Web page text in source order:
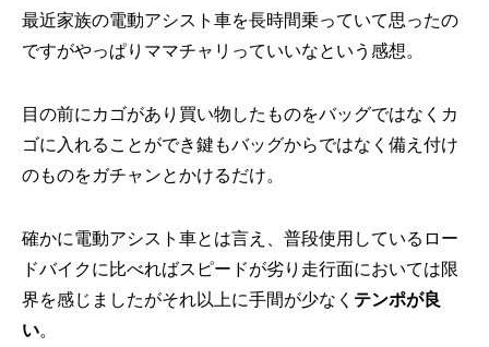
最近家族の電動アシスト車を長時間乗っていて思ったの
ですがやっぱりママチャリっていいなという感想。
目の前にカゴがあり買い物したものをバッグではなくカ
ゴに入れることができ鍵もバッグからではなく備え付け
のものをガチャンとかけるだけ。
確かに電動アシスト車とは言え、普段使用しているロー
ドバイクに比べればスピードが劣り走行面においては限
界を感じましたがそれ以上に手間が少なく テンポが良
い。